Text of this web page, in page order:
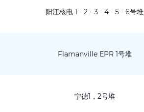
阳江核电 1 - 2 - 3 - 4 - 5 - 6号堆
Flamanville EPR 1号堆
宁德1，2号堆